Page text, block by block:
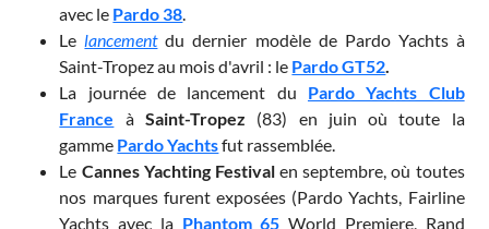
avec le Pardo 38.
Lelancementdu dernier modèle de Pardo Yachts à
Saint-Tropez au mois d'avril : le Pardo GT52.
La journée de lancement du Pardo Yachts Club
France à Saint-Tropez (83) en juin où toute la
gamme Pardo Yachtsfut rassemblée.
Le Cannes Yachting Festivalen septembre, où toutes
nos marques furent exposées (Pardo Yachts, Fairline
Yachts avec la Phantom 65 World Premiere, Rand